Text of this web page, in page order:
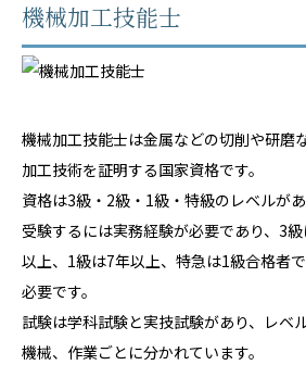
機械加工技能士
機械加工技能士は金属などの切削や研磨
加工技術を証明する国家資格です。
資格は3級・2級・1級・特級のレベルがあ
受験するには実務経験が必要であり、3
以上、1級は7年以上、特急は1級合格者
必要です。
試験は学科試験と実技試験があり、レベ
機械、作業ごとに分かれています。